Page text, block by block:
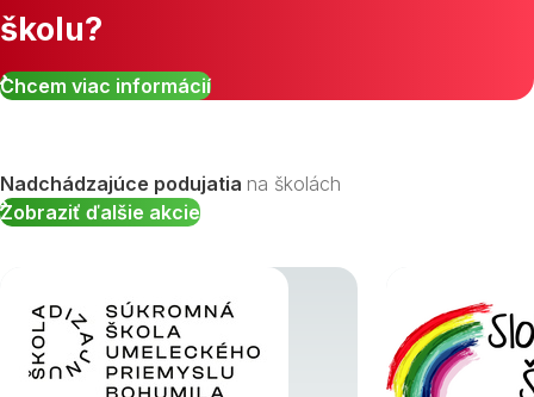
Zobraziť všetky študijné odbory »
školu?
Chcem viac informácií
Nadchádzajúce podujatia na školách
Zobraziť ďalšie akcie